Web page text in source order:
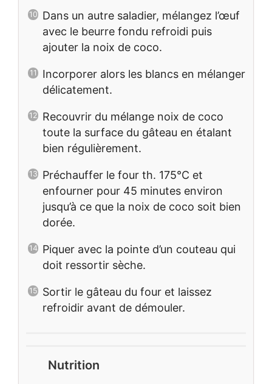
Dans un autre saladier, mélangez l’œuf
avec le beurre fondu refroidi puis
ajouter la noix de coco.
Incorporer alors les blancs en mélanger
délicatement.
Recouvrir du mélange noix de coco
toute la surface du gâteau en étalant
bien régulièrement.
Préchauffer le four th. 175°C et
enfourner pour 45 minutes environ
jusqu’à ce que la noix de coco soit bien
dorée.
Piquer avec la pointe d’un couteau qui
doit ressortir sèche.
Sortir le gâteau du four et laissez
refroidir avant de démouler.
Nutrition